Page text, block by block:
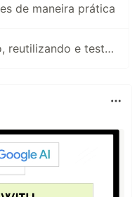
de maneira prática
Cell CMS - Organizando, reutilizando e testando consultas do EntityFramework Core